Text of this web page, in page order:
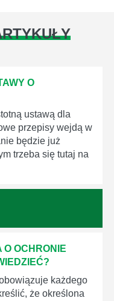
O
ustawą dla
przepisy wejdą w
będzie już
trzeba się tutaj na
O OCHRONIE
każdego
że określona